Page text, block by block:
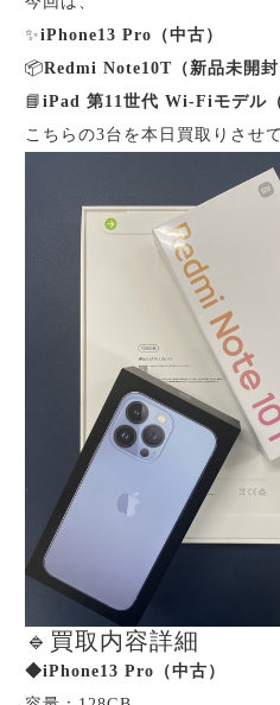
✨iPhone13 Pro（中古）
📦Redmi Note10T（新品未開封
📘 iPad 第11世代 Wi-Fiモデル
こちらの3台を本日買取りさせ
🔹買取内容詳細
◆iPhone13 Pro（中古）